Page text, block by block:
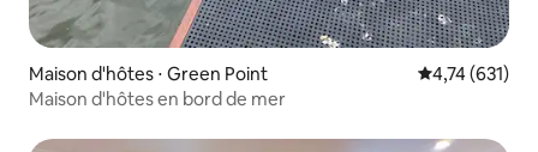
Maison d'hôtes ⋅ Green Point Évaluation
4,74 (631)
Maison d'hôtes en bord de mer